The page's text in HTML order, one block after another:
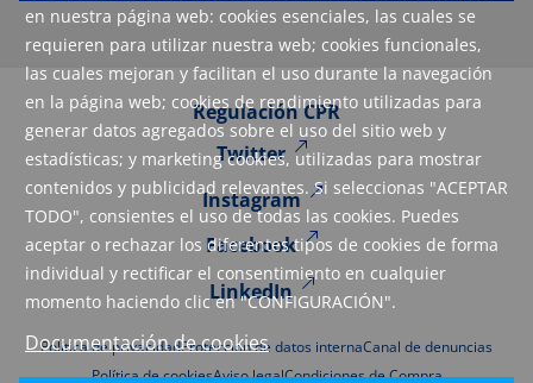
en nuestra página web: cookies esenciales, las cuales se
requieren para utilizar nuestra web; cookies funcionales,
las cuales mejoran y facilitan el uso durante la navegación
en la página web; cookies de rendimiento utilizadas para
generar datos agregados sobre el uso del sitio web y
estadísticas; y marketing cookies, utilizadas para mostrar
contenidos y publicidad relevantes. Si seleccionas "ACEPTAR
TODO", consientes el uso de todas las cookies. Puedes
aceptar o rechazar los diferentes tipos de cookies de forma
individual y rectificar el consentimiento en cualquier
momento haciendo clic en "CONFIGURACIÓN".
Documentación de cookies
Regulación CPR
Twitter
Instagram
Facebook
LinkedIn
Política de privacidadProtección de datos internaCanal de denuncias
Política de cookiesAviso legalCondiciones de Compra